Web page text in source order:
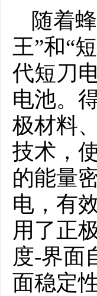
随着
王”和“
代短刀
电池。
极材料
技术，
的能量
电，有
用了正
度-界面
面稳定